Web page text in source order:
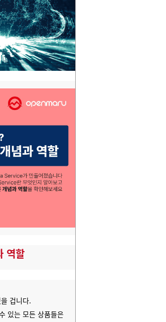
역할
겁니다.
있는 모든 상품들은